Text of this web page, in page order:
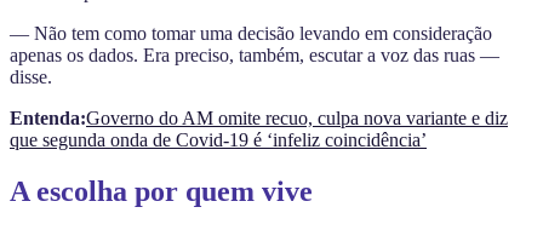
— Não tem como tomar uma decisão levando em consideração
apenas os dados. Era preciso, também, escutar a voz das ruas —
disse.
Entenda:Governo do AM omite recuo, culpa nova variante e diz
que segunda onda de Covid-19 é ‘infeliz coincidência’
A escolha por quem vive